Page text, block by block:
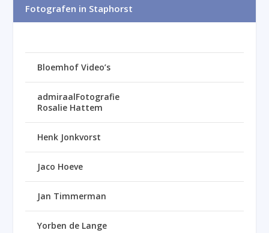
Fotografen in Staphorst
Bloemhof Video’s
admiraalFotografie
Rosalie Hattem
Henk Jonkvorst
Jaco Hoeve
Jan Timmerman
Yorben de Lange